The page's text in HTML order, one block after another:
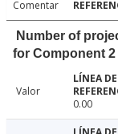
Comentar
Number of
for Component
Valor
0.00